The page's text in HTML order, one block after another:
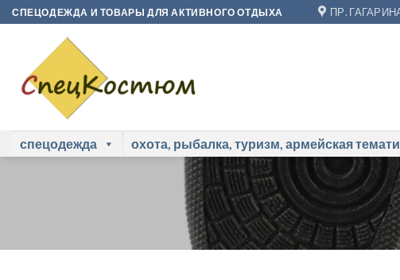
Skip
to
СПЕЦОДЕЖДА И ТОВАРЫ ДЛЯ АКТИВНОГО ОТДЫХА ПР.
спецодежда охота, рыбалка, туризм, армейская